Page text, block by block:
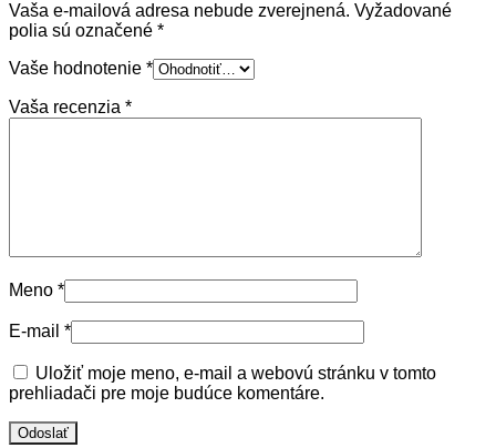
Vaša e-mailová adresa nebude zverejnená. Vyžadované
polia sú označené *
Vaše hodnotenie *
Vaša recenzia *
Meno *
E-mail *
Uložiť moje meno, e-mail a webovú stránku v tomto
prehliadači pre moje budúce komentáre.